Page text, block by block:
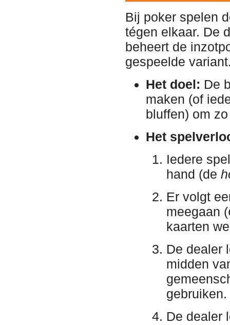
Bij poker spelen
tégen elkaar. De
beheert de
gespeelde
Het doel: De
maken (of
bluffen) om
Het
Iedere
hand (de
Er volgt
meegaan (
kaarten
De dealer
midden
De dealer